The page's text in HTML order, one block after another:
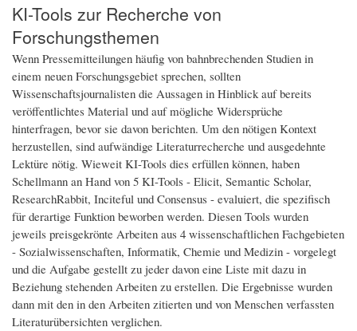
KI-Tools zur Recherche von
Forschungsthemen
Wenn Pressemitteilungen häufig von bahnbrechenden Studien in
einem neuen Forschungsgebiet sprechen, sollten
Wissenschaftsjournalisten die Aussagen in Hinblick auf bereits
veröffentlichtes Material und auf mögliche Widersprüche
hinterfragen, bevor sie davon berichten. Um den nötigen Kontext
herzustellen, sind aufwändige Literaturrecherche und ausgedehnte
Lektüre nötig. Wieweit KI-Tools dies erfüllen können, haben
Schellmann an Hand von 5 KI-Tools - Elicit, Semantic Scholar,
ResearchRabbit, Inciteful und Consensus - evaluiert, die spezifisch
für derartige Funktion beworben werden. Diesen Tools wurden
jeweils preisgekrönte Arbeiten aus 4 wissenschaftlichen Fachgebieten
- Sozialwissenschaften, Informatik, Chemie und Medizin - vorgelegt
und die Aufgabe gestellt zu jeder davon eine Liste mit dazu in
Beziehung stehenden Arbeiten zu erstellen. Die Ergebnisse wurden
dann mit den in den Arbeiten zitierten und von Menschen verfassten
Literaturübersichten verglichen.